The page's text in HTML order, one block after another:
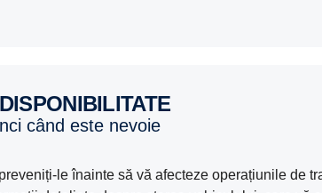
când este nevoie
le înainte să vă afecteze operațiunile de